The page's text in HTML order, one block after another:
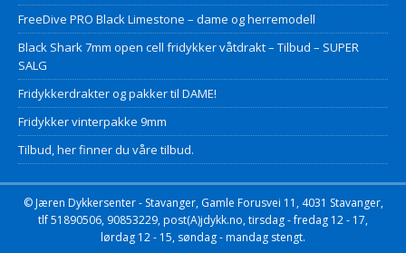
FreeDive PRO Black Limestone – dame og herremodell
Black Shark 7mm open cell fridykker våtdrakt – Tilbud – SUPER
SALG
Fridykkerdrakter og pakker til DAME!
Fridykker vinterpakke 9mm
Tilbud, her finner du våre tilbud.
© Jæren Dykkersenter - Stavanger, Gamle Forusvei 11, 4031 Stavanger,
tlf 51890506, 90853229, post(A)jdykk.no, tirsdag - fredag 12 - 17,
lørdag 12 - 15, søndag - mandag stengt.